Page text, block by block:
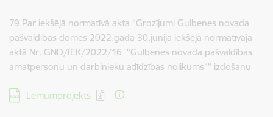
79.Par iekšējā normatīvā akta “Grozījumi Gulbenes novada
pašvaldības domes 2022.gada 30.jūnija iekšējā normatīvajā
aktā Nr. GND/IEK/2022/16 “Gulbenes novada pašvaldības
amatpersonu un darbinieku atlīdzības nolikums”” izdošanu
Lejupielādēt:
Lēmumprojekts